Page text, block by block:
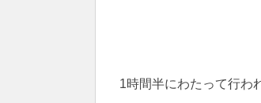
1時間半にわたって行わ